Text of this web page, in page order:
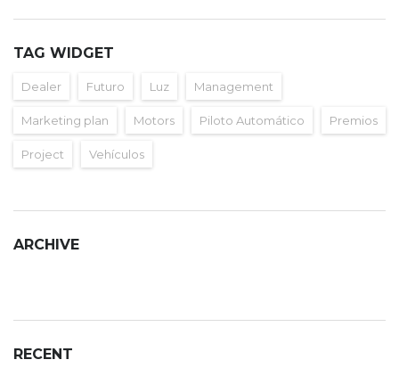
TAG WIDGET
Dealer Futuro Luz Management
Marketing plan Motors Piloto Automático Premios
Project Vehículos
ARCHIVE
RECENT